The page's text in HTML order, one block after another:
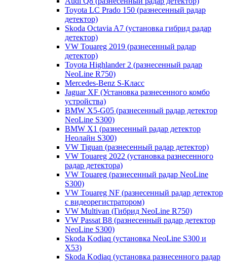
Toyota LC Prado 150 (разнесенный радар
детектор)
Skoda Octavia A7 (установка гибрид радар
детектор)
VW Touareg 2019 (разнесенный радар
детектор)
Toyota Highlander 2 (разнесенный радар
NeoLine R750)
Mercedes-Benz S-Класс
Jaguar XF (Установка разнесенного комбо
устройства)
BMW X5-G05 (разнесенный радар детектор
NeoLine S300)
BMW X1 (разнесенный радар детектор
Неолайн S300)
VW Tiguan (разнесенный радар детектор)
VW Touareg 2022 (установка разнесенного
радар детектора)
VW Touareg (разнесенный радар NeoLine
S300)
VW Touareg NF (разнесенный радар детектор
с видеорегистратором)
VW Multivan (Гибрид NeoLine R750)
VW Passat B8 (разнесенный радар детектор
NeoLine S300)
Skoda Kodiaq (установка NeoLine S300 и
X53)
Skoda Kodiaq (установка разнесенного радар